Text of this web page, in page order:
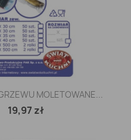
podgląd
MOLETOWANE...
19,97 zł